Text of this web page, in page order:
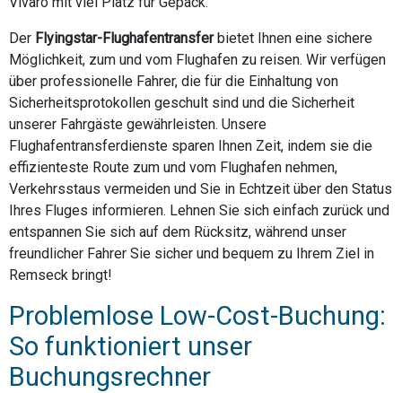
Der Flyingstar-Flughafentransferbietet Ihnen eine sichere
Möglichkeit, zum und vom Flughafen zu reisen. Wir verfügen
über professionelle Fahrer, die für die Einhaltung von
Sicherheitsprotokollen geschult sind und die Sicherheit
unserer Fahrgäste gewährleisten. Unsere
Flughafentransferdienste sparen Ihnen Zeit, indem sie die
effizienteste Route zum und vom Flughafen nehmen,
Verkehrsstaus vermeiden und Sie in Echtzeit über den Status
Ihres Fluges informieren. Lehnen Sie sich einfach zurück und
entspannen Sie sich auf dem Rücksitz, während unser
freundlicher Fahrer Sie sicher und bequem zu Ihrem Ziel in
Remseck bringt!
Problemlose Low-Cost-Buchung:
So funktioniert unser
Buchungsrechner